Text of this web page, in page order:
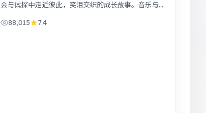
会与试探中走近彼此，笑泪交织的成长故事。音乐与
88,015
7.4